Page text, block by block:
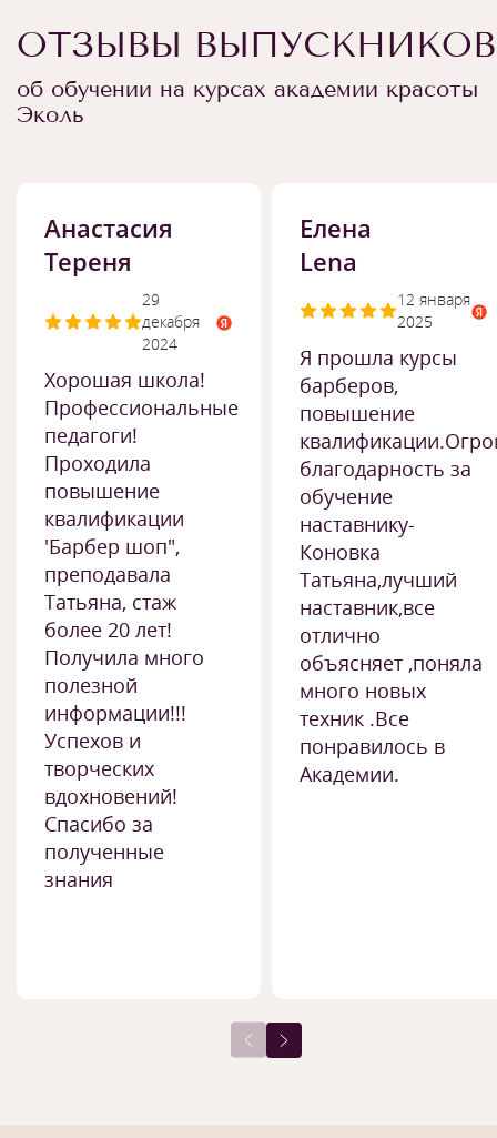
ОТЗЫВЫ ВЫПУСКНИКОВ
об обучении на курсах академии красоты
Эколь
Анастасия
Тереня
29
декабря
2024
Хорошая школа!
Профессиональные
педагоги!
Проходила
повышение
квалификации
'Барбер шоп",
преподавала
Татьяна, стаж
более 20 лет!
Получила много
полезной
информации!!!
Успехов и
творческих
вдохновений!
Спасибо за
полученные
знания
Елена
Lena
12 января
2025
Я прошла курсы
барберов,
повышение
благодарность за
обучение
наставнику-
Коновка
Татьяна,лучший
наставник,все
отлично
объясняет ,поняла
много новых
техник .Все
понравилось в
Академии.